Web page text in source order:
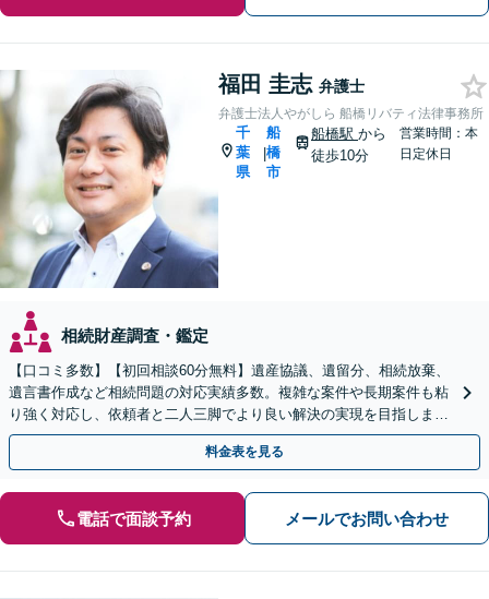
福田 圭志 弁護士
弁護士法人やがしら 船橋リバティ法律事務所
千
葉
県
|
船
橋
市
船橋駅 から
徒歩10分
営業時間：本
日定休日
相続財産調査・鑑定
【口コミ多数】【初回相談60分無料】遺産協議、遺留分、相続放棄、
遺言書作成など相続問題の対応実績多数。複雑な案件や長期案件も粘
り強く対応し、依頼者と二人三脚でより良い解決の実現を目指します
【夜間相談可】【船橋駅7分】
料金表を見る
電話で面談予約 メールでお問い合わせ